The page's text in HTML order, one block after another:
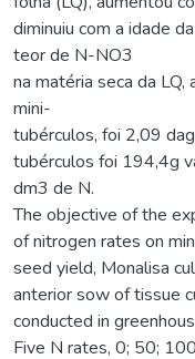
diminuiu com a idade
teor de N-NO3
na matéria seca da LQ,
mini-
tubérculos, foi 2,09
tubérculos foi 194,4g
dm3 de N.
The objective of the
of nitrogen rates on
seed yield, Monalisa
anterior sow of tissue
conducted in
Five N rates, 0; 50;